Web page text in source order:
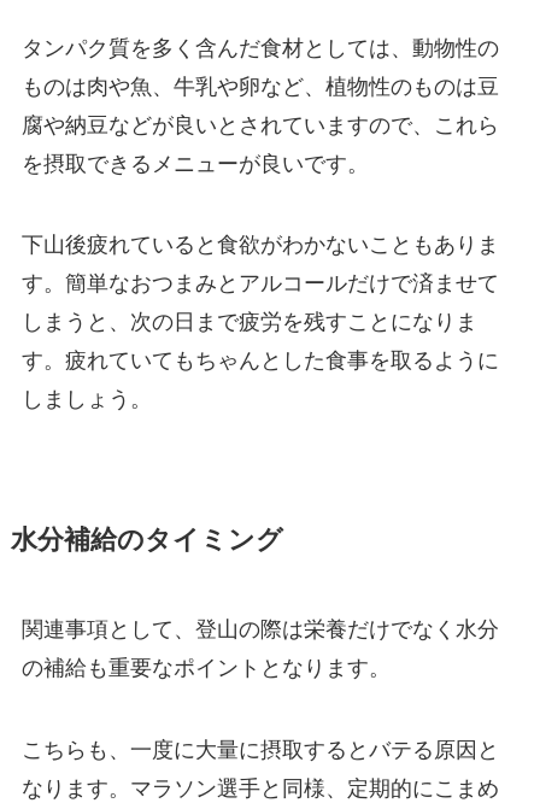
タンパク質を多く含んだ食材としては、動物性の
ものは肉や魚、牛乳や卵など、植物性のものは豆
腐や納豆などが良いとされていますので、これら
を摂取できるメニューが良いです。
下山後疲れていると食欲がわかないこともありま
す。簡単なおつまみとアルコールだけで済ませて
しまうと、次の日まで疲労を残すことになりま
す。疲れていてもちゃんとした食事を取るように
しましょう。
水分補給のタイミング
関連事項として、登山の際は栄養だけでなく水分
の補給も重要なポイントとなります。
こちらも、一度に大量に摂取するとバテる原因と
なります。マラソン選手と同様、定期的にこまめ